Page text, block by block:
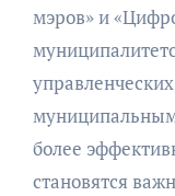
мэров» и
более
становятся